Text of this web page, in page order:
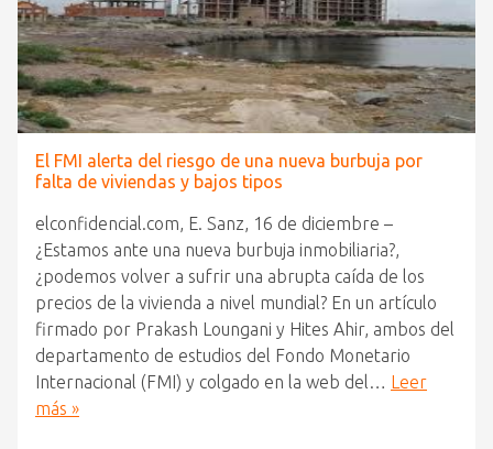
El FMI alerta del riesgo de una nueva burbuja por
falta de viviendas y bajos tipos
elconfidencial.com, E. Sanz, 16 de diciembre –
¿Estamos ante una nueva burbuja inmobiliaria?,
¿podemos volver a sufrir una abrupta caída de los
precios de la vivienda a nivel mundial? En un artículo
firmado por Prakash Loungani y Hites Ahir, ambos del
departamento de estudios del Fondo Monetario
Internacional (FMI) y colgado en la web del… Leer
más »